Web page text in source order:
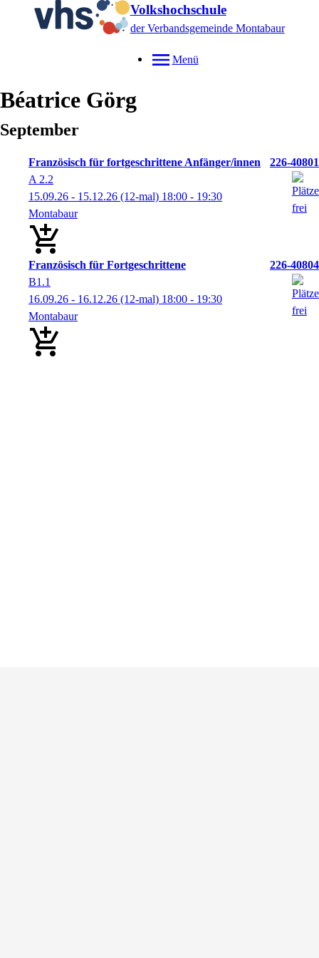
Volkshochschule
der Verbandsgemeinde Montabaur
Menü
Béatrice Görg
September
Französisch für fortgeschrittene Anfänger/innen
226-40801
A 2.2
15.09.26 - 15.12.26 (12-mal) 18:00 - 19:30
Montabaur
Französisch für Fortgeschrittene
226-40804
B1.1
16.09.26 - 16.12.26 (12-mal) 18:00 - 19:30
Montabaur